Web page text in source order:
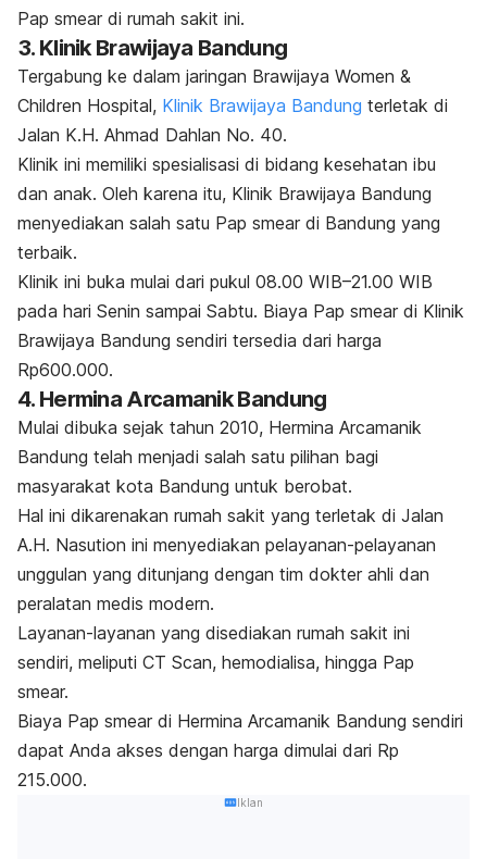
Pap smear di rumah sakit ini.
3. Klinik Brawijaya Bandung
Tergabung ke dalam jaringan Brawijaya Women &
Children Hospital, Klinik Brawijaya Bandung terletak di
Jalan K.H. Ahmad Dahlan No. 40.
Klinik ini memiliki spesialisasi di bidang kesehatan ibu
dan anak. Oleh karena itu, Klinik Brawijaya Bandung
menyediakan salah satu Pap smear di Bandung yang
terbaik.
Klinik ini buka mulai dari pukul 08.00 WIB–21.00 WIB
pada hari Senin sampai Sabtu. Biaya Pap smear di Klinik
Brawijaya Bandung sendiri tersedia dari harga
Rp600.000.
4. Hermina Arcamanik Bandung
Mulai dibuka sejak tahun 2010, Hermina Arcamanik
Bandung telah menjadi salah satu pilihan bagi
masyarakat kota Bandung untuk berobat.
Hal ini dikarenakan rumah sakit yang terletak di Jalan
A.H. Nasution ini menyediakan pelayanan-pelayanan
unggulan yang ditunjang dengan tim dokter ahli dan
peralatan medis modern.
Layanan-layanan yang disediakan rumah sakit ini
sendiri, meliputi CT Scan, hemodialisa, hingga Pap
smear.
Biaya Pap smear di Hermina Arcamanik Bandung sendiri
dapat Anda akses dengan harga dimulai dari Rp
215.000.
Iklan